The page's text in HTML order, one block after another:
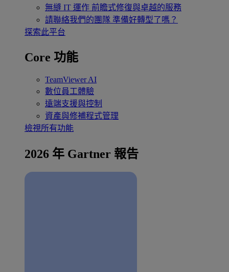
無縫 IT 運作 前瞻式修復與卓越的服務
請聯絡我們的團隊 準備好轉型了嗎？
探索此平台
Core 功能
TeamViewer AI
數位員工體驗
遠端支援與控制
資產與修補程式管理
檢視所有功能
2026 年 Gartner 報告